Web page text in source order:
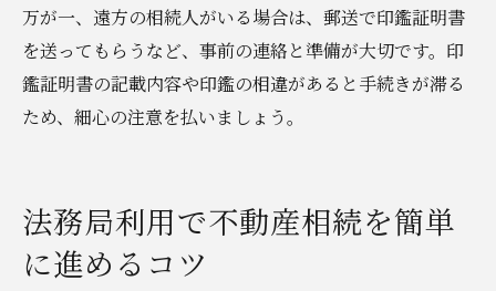
万が一、遠方の相続人がいる場合は、郵送で印鑑証明書
を送ってもらうなど、事前の連絡と準備が大切です。印
鑑証明書の記載内容や印鑑の相違があると手続きが滞る
ため、細心の注意を払いましょう。
法務局利用で不動産相続を簡単
に進めるコツ